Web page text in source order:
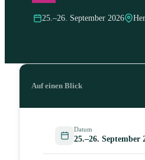
25.–26. September 2026
Auf einen Blick
Datum
25.–26. September